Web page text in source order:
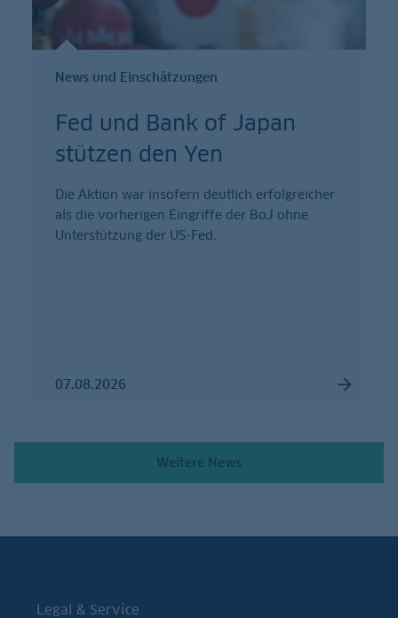
News und Einschätzungen
Fed und Bank of Japan
stützen den Yen
Die Aktion war insofern deutlich erfolgreicher
als die vorherigen Eingriffe der BoJ ohne
Unterstützung der US-Fed.
07.08.2026
Weitere News
Legal & Service